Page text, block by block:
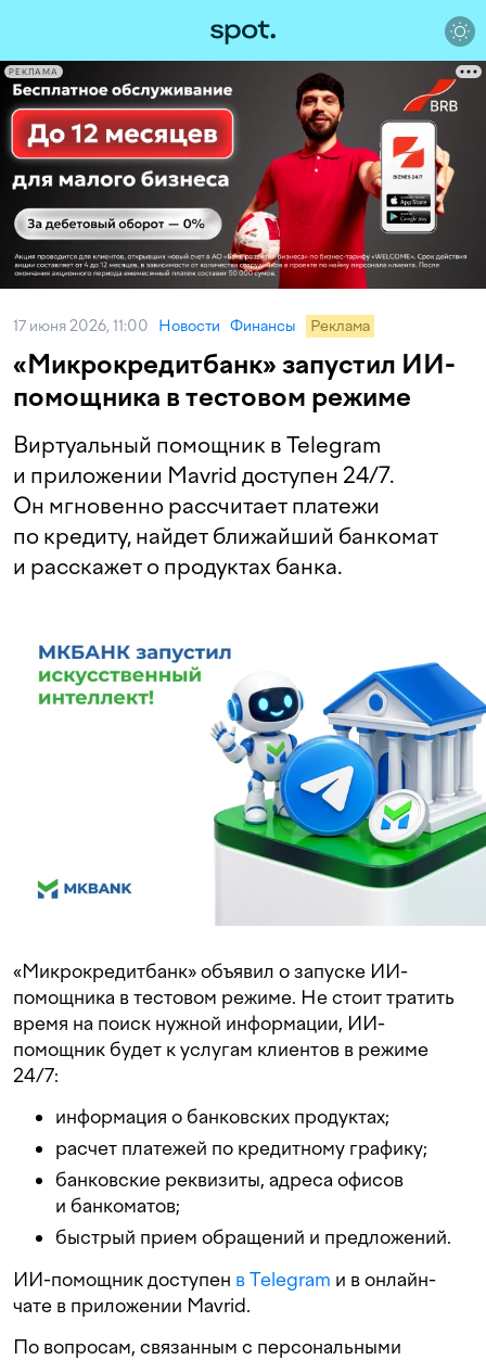
РЕКЛАМА
17 июня 2026, 11:00 Новости Финансы Реклама
«Микрокредитбанк» запустил ИИ-
помощника в тестовом режиме
Виртуальный помощник в Telegram
и приложении Mavrid доступен 24/7.
Он мгновенно рассчитает платежи
по кредиту, найдет ближайший банкомат
и расскажет о продуктах банка.
«Микрокредитбанк» объявил о запуске ИИ-
помощника в тестовом режиме. Не стоит тратить
время на поиск нужной информации, ИИ-
помощник будет к услугам клиентов в режиме
24/7:
информация о банковских продуктах;
расчет платежей по кредитному графику;
банковские реквизиты, адреса офисов
и банкоматов;
быстрый прием обращений и предложений.
ИИ-помощник доступен в Telegram и в онлайн-
чате в приложении Mavrid.
По вопросам, связанным с персональными